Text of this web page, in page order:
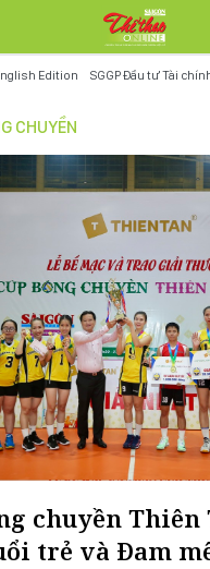
Edition SGGP Đầu tư Tài
CHUYỀN
chuyền Thiên
trẻ và Đam